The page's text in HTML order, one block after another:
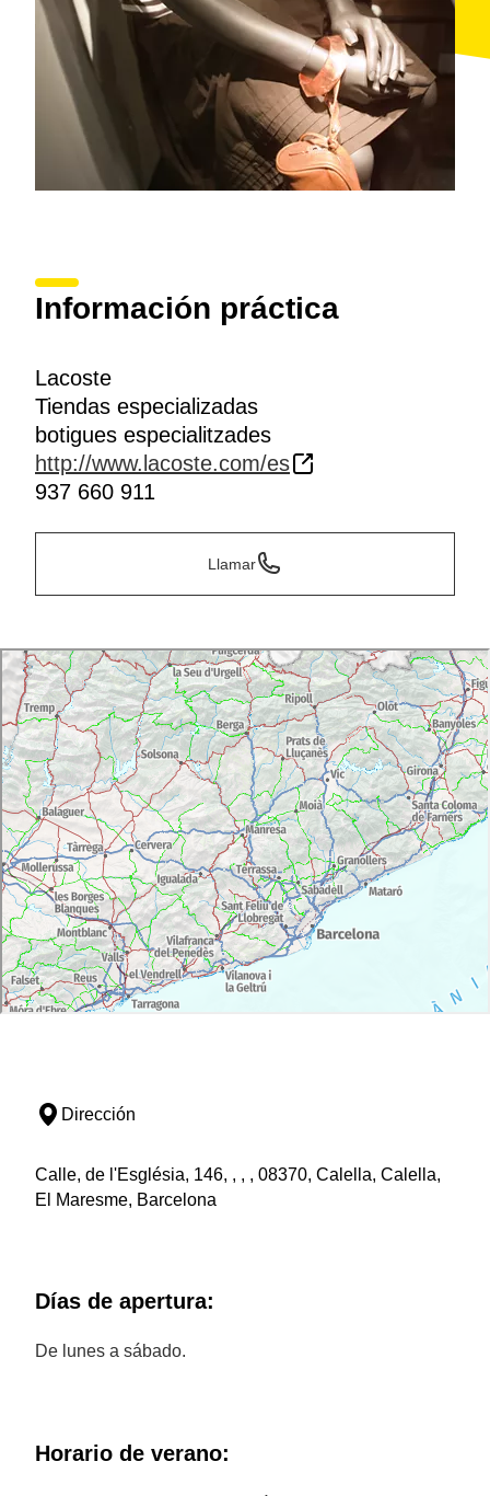
Información práctica
Lacoste
Tiendas especializadas
botigues especialitzades
http://www.lacoste.com/es
937 660 911
Llamar
Dirección
Calle, de l'Església, 146, , , , 08370, Calella, Calella,
El Maresme, Barcelona
Días de apertura:
De lunes a sábado.
Horario de verano: